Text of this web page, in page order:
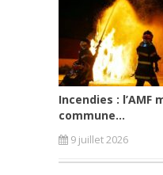
Incendies : l’AMF
commune...
9 juillet 2026